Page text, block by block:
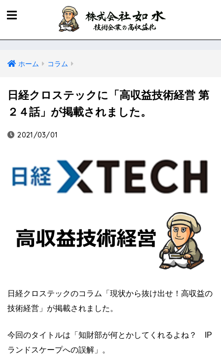
ホーム コラム
日経クロステックに「高収益技術経営 第
２４話」が掲載されました。
2021/03/01
日経クロステックのコラム「現状から抜け出せ！高収益の
技術経営」が掲載されました。
今回のタイトルは「知財部が何とかしてくれるよね？ IP
ランドスケープへの誤解」。